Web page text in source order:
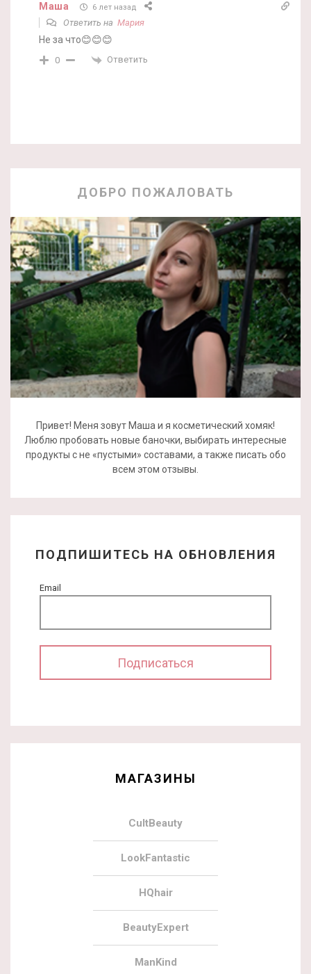
Маша 6 лет назад
Ответить на Мария
Не за что😊😊😊
0 Ответить
ДОБРО ПОЖАЛОВАТЬ
Привет! Меня зовут Маша и я косметический хомяк!
Люблю пробовать новые баночки, выбирать интересные
продукты с не «пустыми» составами, а также писать обо
всем этом отзывы.
ПОДПИШИТЕСЬ НА ОБНОВЛЕНИЯ
Email
МАГАЗИНЫ
CultBeauty
LookFantastic
HQhair
BeautyExpert
ManKind